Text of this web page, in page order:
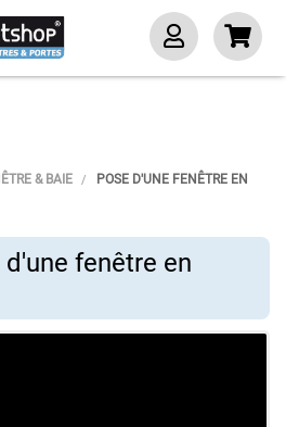
& BAIE
POSE D'UNE FENÊTRE EN
fenêtre en